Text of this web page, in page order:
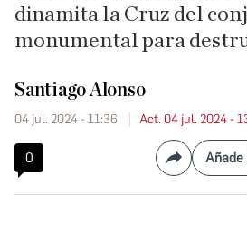
dinamita la Cruz del
monumental para
Santiago Alonso
04 jul. 2024 - 11:36 Act. 04 jul. 2024 -
0 Compartir
Añade